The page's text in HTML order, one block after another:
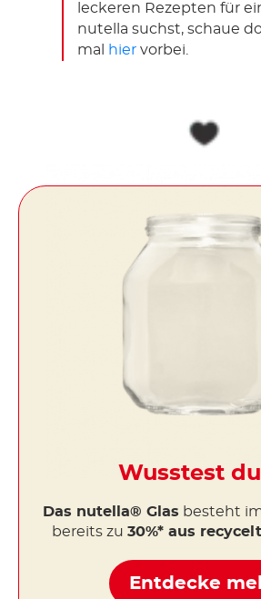
leckeren Rezepten für
nutella suchst, schaue
mal
hier vorbei.
Wusstest
Das nutella® Glas besteht
bereits zu 30%* aus
Entdecke